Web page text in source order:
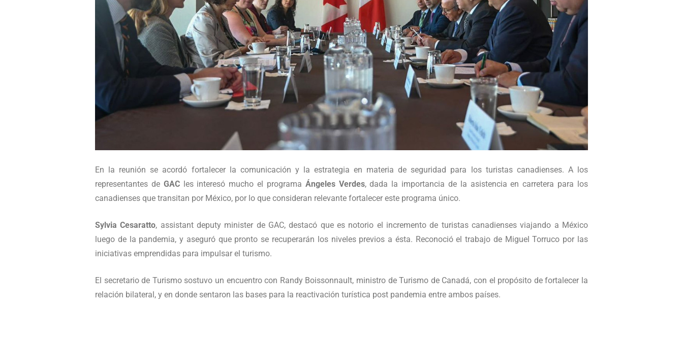
En la reunión se acordó fortalecer la comunicación y la estrategia en materia de seguridad para los turistas canadienses. A los
representantes de GACles interesó mucho el programa Ángeles Verdes, dada la importancia de la asistencia en carretera para los
canadienses que transitan por México, por lo que consideran relevante fortalecer este programa único.
Sylvia Cesaratto, assistant deputy minister de GAC, destacó que es notorio el incremento de turistas canadienses viajando a México
luego de la pandemia, y aseguró que pronto se recuperarán los niveles previos a ésta. Reconoció el trabajo de Miguel Torruco por las
iniciativas emprendidas para impulsar el turismo.
El secretario de Turismo sostuvo un encuentro con Randy Boissonnault, ministro de Turismo de Canadá, con el propósito de fortalecer la
relación bilateral, y en donde sentaron las bases para la reactivación turística post pandemia entre ambos países.